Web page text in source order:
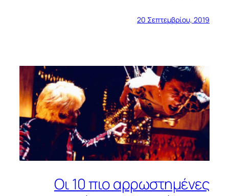
20 Σεπτεμβρίου, 2019
Οι 10 πιο αρρωστημένες